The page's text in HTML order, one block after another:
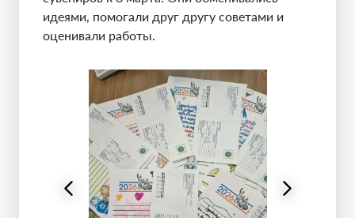
идеями, помогали друг другу советами и
оценивали работы.